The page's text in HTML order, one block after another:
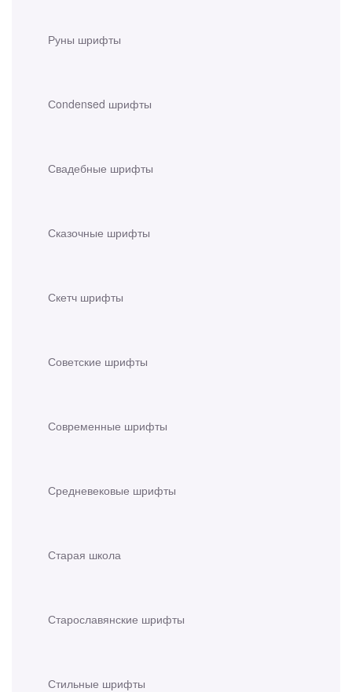
Руны шрифты
Сondensed шрифты
Свадебные шрифты
Сказочные шрифты
Скетч шрифты
Советские шрифты
Современные шрифты
Средневековые шрифты
Старая школа
Старославянские шрифты
Стильные шрифты